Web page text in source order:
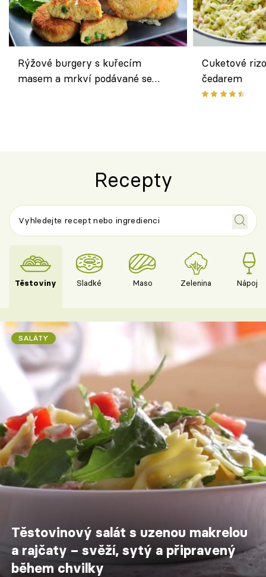
Rýžové burgery s kuřecím
masem a mrkví podávané se
Cuketové
čedarem
Recepty
Těstoviny Sladké Maso Zelenina Nápoje
SALÁTY
Těstovinový salát s uzenou makrelou
a rajčaty – svěží, sytý a připravený
během chvilky